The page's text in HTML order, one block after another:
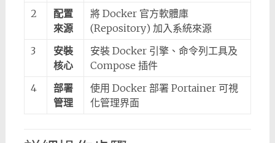
2
配置
來源
將 Docker 官方軟體庫
(Repository) 加入系統來源
3
安裝
核心
安裝 Docker 引擎、命令列工具及
Compose 插件
4
部署
管理
使用 Docker 部署 Portainer 可視
化管理界面